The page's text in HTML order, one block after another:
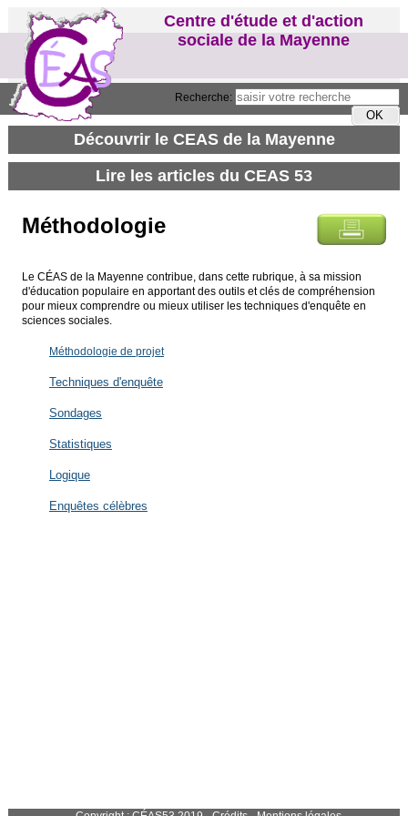
Recherche:
Centre d'étude et d'action
sociale de la Mayenne
Méthodologie
Le CÉAS de la Mayenne contribue, dans cette rubrique, à sa mission
d'éducation populaire en apportant des outils et clés de compréhension
pour mieux comprendre ou mieux utiliser les techniques d'enquête en
sciences sociales.
Méthodologie de projet
Techniques d'enquête
Sondages
Statistiques
Logique
Enquêtes célèbres